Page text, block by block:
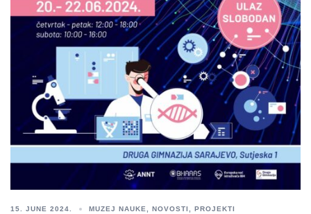
15. JUNE 2024. MUZEJ NAUKE NOVOSTI PROJEKTI